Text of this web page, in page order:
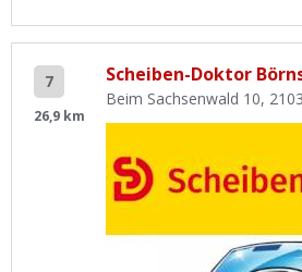
7
26,9 km
Scheiben-Doktor
Beim Sachsenwald 10,